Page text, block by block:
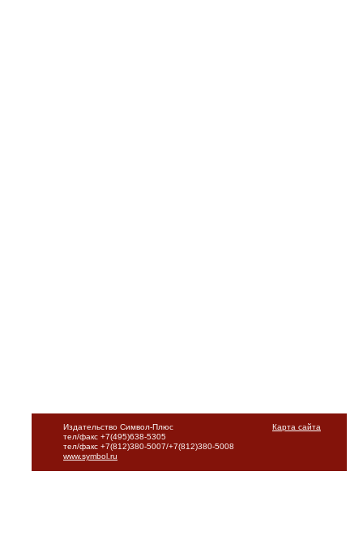
Карта сайта
Издательство Символ-Плюс
тел/факс +7(495)638-5305
тел/факс +7(812)380-5007/+7(812)380-5008
www.symbol.ru